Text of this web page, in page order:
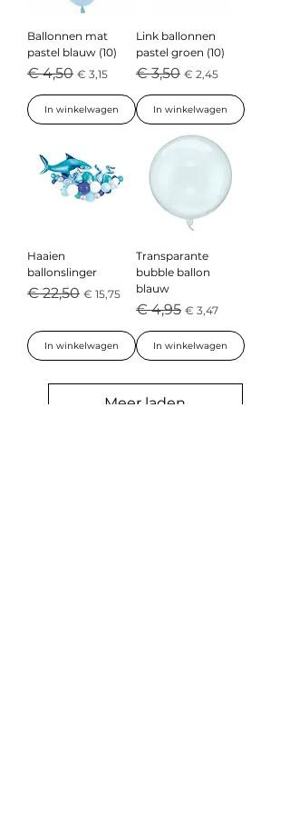
Ballonnen mat
pastel blauw (10)
Normale prijs
€ 4,50 Verkoopprijs
€ 3,15
In winkelwagen
Link ballonnen
pastel groen (10)
Normale prijs
€ 3,50 Verkoopprijs
€ 2,45
In winkelwagen
Haaien
ballonslinger
Normale prijs
€ 22,50 Verkoopprijs
€ 15,75
In winkelwagen
Transparante
bubble ballon
blauw
Normale prijs
€ 4,95 Verkoopprijs
€ 3,47
In winkelwagen
Meer laden